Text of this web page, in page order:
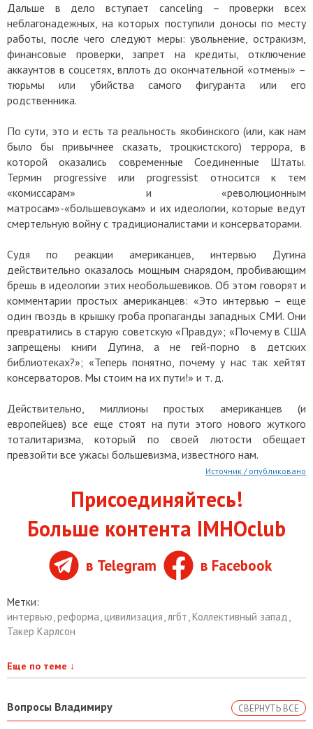
Дальше в дело вступает canceling – проверки всех
неблагонадежных, на которых поступили доносы по месту
работы, после чего следуют меры: увольнение, остракизм,
финансовые проверки, запрет на кредиты, отключение
аккаунтов в соцсетях, вплоть до окончательной «отмены» –
тюрьмы или убийства самого фигуранта или его
родственника.
По сути, это и есть та реальность якобинского (или, как нам
было бы привычнее сказать, троцкистского) террора, в
которой оказались современные Соединенные Штаты.
Термин progressive или progressist относится к тем
«комиссарам» и «революционным
матросам»-«большевоукам» и их идеологии, которые ведут
смертельную войну с традиционалистами и консерваторами.
Судя по реакции американцев, интервью Дугина
действительно оказалось мощным снарядом, пробивающим
брешь в идеологии этих необольшевиков. Об этом говорят и
комментарии простых американцев: «Это интервью – еще
один гвоздь в крышку гроба пропаганды западных СМИ. Они
превратились в старую советскую «Правду»; «Почему в США
запрещены книги Дугина, а не гей-порно в детских
библиотеках?»; «Теперь понятно, почему у нас так хейтят
консерваторов. Мы стоим на их пути!» и т. д.
Действительно, миллионы простых американцев (и
европейцев) все еще стоят на пути этого нового жуткого
тоталитаризма, который по своей лютости обещает
превзойти все ужасы большевизма, известного нам.
Источник / опубликовано
Присоединяйтесь!
Больше контента IMHOclub
в Telegram в Facebook
Метки:
интервью,реформа,цивилизация,лгбт,Коллективный запад,
Такер Карлсон
Еще по теме ↓
Вопросы Владимиру СВЕРНУТЬ ВСЕ